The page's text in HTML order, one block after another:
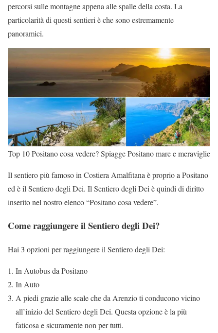
percorsi sulle montagne appena alle spalle della costa. La
particolarità di questi sentieri è che sono estremamente
panoramici.
Top 10 Positano cosa vedere? Spiagge Positano mare e meraviglie
Il sentiero più famoso in Costiera Amalfitana è proprio a Positano
ed è il Sentiero degli Dei. Il Sentiero degli Dei è quindi di diritto
inserito nel nostro elenco “Positano cosa vedere”.
Come raggiungere il Sentiero degli Dei?
Hai 3 opzioni per raggiungere il Sentiero degli Dei:
In Autobus da Positano
In Auto
A piedi grazie alle scale che da Arenzio ti conducono vicino
all’inizio del Sentiero degli Dei. Questa opzione è la più
faticosa e sicuramente non per tutti.